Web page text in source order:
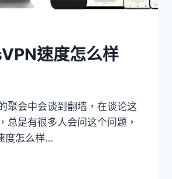
速度怎么样
聚会中会谈到翻墙，在谈论这
总是有很多人会问这个问题，
度怎么样…